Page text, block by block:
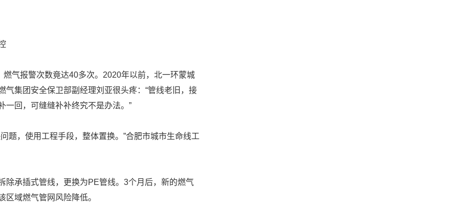
气报警次数竟达40多次。2020年以前，北一环蒙城
气集团安全保卫部副经理刘亚很头疼：“管线老旧，接
一回，可缝缝补补终究不是办法。”
题，使用工程手段，整体置换。”合肥市城市生命线工
除承插式管线，更换为PE管线。3个月后，新的燃气
区域燃气管网风险降低。